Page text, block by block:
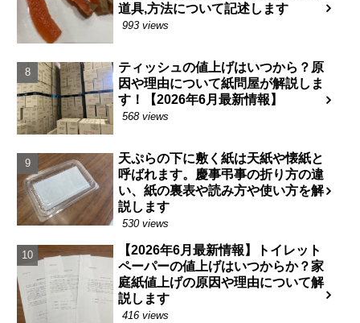
道具,方法について記述します
993 views
ティッシュの値上げはいつから？原
因や理由について紙問屋が解説しま
す！【2026年6月最新情報】
568 views
天ぷらの下に敷く紙は天紙や懐紙と
呼ばれます。慶事弔事の折り方の違
い、紙の裏表や読み方や使い方を解
説します
530 views
【2026年6月最新情報】トイレット
ペーパーの値上げはいつからか？家
庭紙値上げの原因や理由について解
説します
416 views